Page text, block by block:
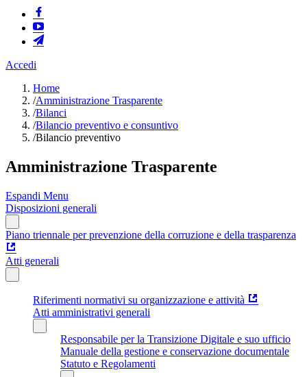
Accedi
Home
/Amministrazione Trasparente
/Bilanci
/Bilancio preventivo e consuntivo
/Bilancio preventivo
Amministrazione Trasparente
Espandi Menu
Disposizioni generali
Piano triennale per prevenzione della corruzione e della trasparenza
Atti generali
Riferimenti normativi su organizzazione e attività
Atti amministrativi generali
Responsabile per la Transizione Digitale e suo ufficio
Manuale della gestione e conservazione documentale
Statuto e Regolamenti